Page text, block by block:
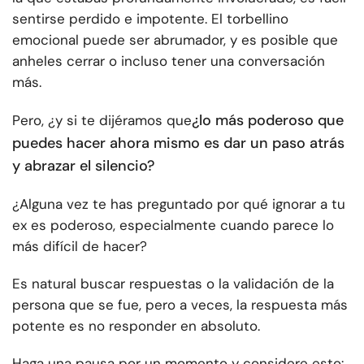
sentirse perdido e impotente. El torbellino
emocional puede ser abrumador, y es posible que
anheles cerrar o incluso tener una conversación
más.
Pero, ¿y si te dijéramos que¿lo más poderoso que
puedes hacer ahora mismo es dar un paso atrás
y abrazar el silencio?
¿Alguna vez te has preguntado por qué ignorar a tu
ex es poderoso, especialmente cuando parece lo
más difícil de hacer?
Es natural buscar respuestas o la validación de la
persona que se fue, pero a veces, la respuesta más
potente es no responder en absoluto.